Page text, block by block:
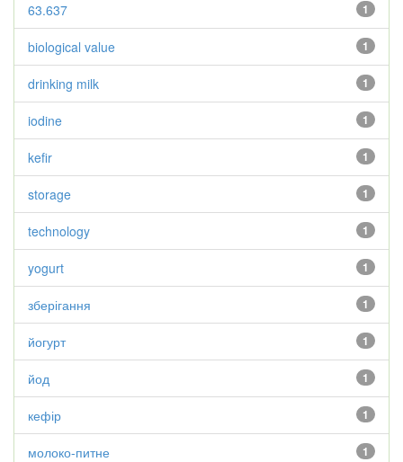
1
63.637
1
biological value
1
drinking milk
1
iodine
1
kefir
1
storage
1
technology
1
yogurt
1
зберігання
1
йогурт
1
йод
1
кефір
1
молоко-питне